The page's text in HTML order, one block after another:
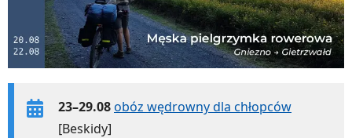
23–29.08obóz wędrowny dla chłopców
[Beskidy]